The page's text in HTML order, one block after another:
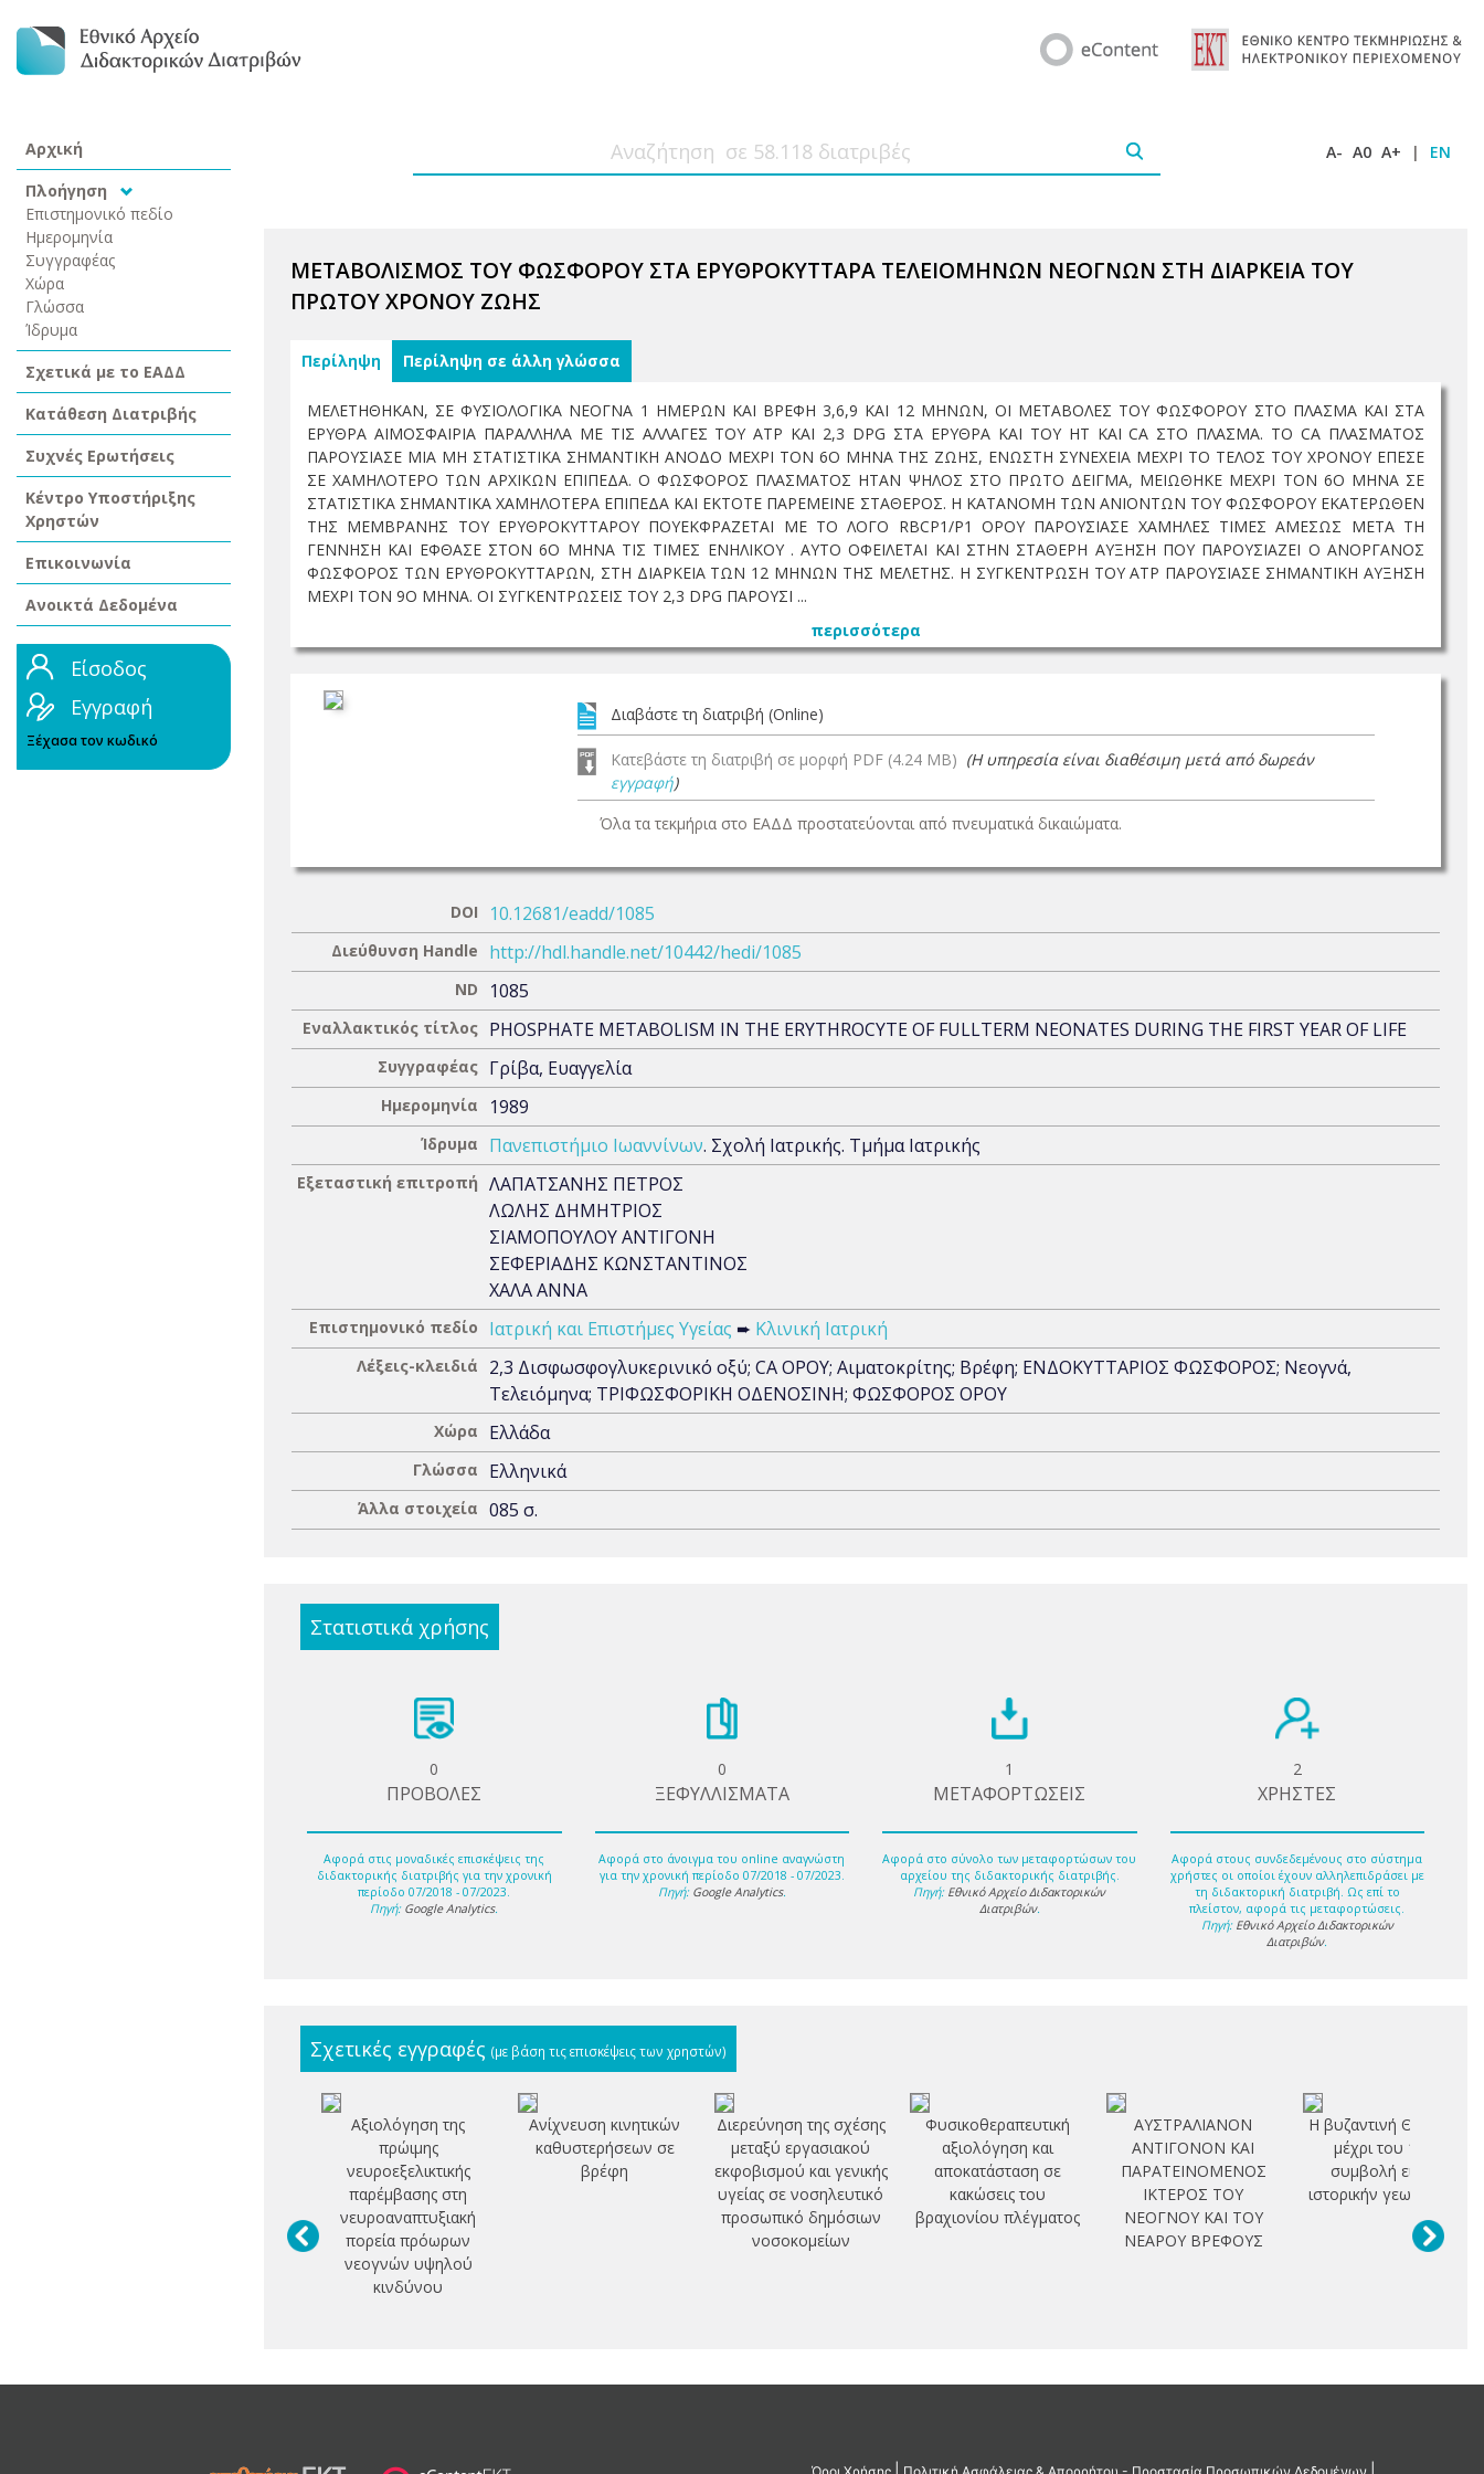
Αρχική
Πλοήγηση
Επιστημονικό πεδίο
Ημερομηνία
Συγγραφέας
Χώρα
Γλώσσα
Ίδρυμα
Σχετικά με το ΕΑΔΔ
Κατάθεση Διατριβής
Συχνές Ερωτήσεις
Κέντρο Υποστήριξης
Χρηστών
Επικοινωνία
Ανοικτά Δεδομένα
Είσοδος
Εγγραφή
Ξέχασα τον κωδικό
A- A0 A+ | EN
ΜΕΤΑΒΟΛΙΣΜΟΣ ΤΟΥ ΦΩΣΦΟΡΟΥ ΣΤΑ ΕΡΥΘΡΟΚΥΤΤΑΡΑ ΤΕΛΕΙΟΜΗΝΩΝ ΝΕΟΓΝΩΝ ΣΤΗ ΔΙΑΡΚΕΙΑ ΤΟΥ
ΠΡΩΤΟΥ ΧΡΟΝΟΥ ΖΩΗΣ
Περίληψη Περίληψη σε άλλη γλώσσα
ΜΕΛΕΤΗΘΗΚΑΝ, ΣΕ ΦΥΣΙΟΛΟΓΙΚΑ ΝΕΟΓΝΑ 1 ΗΜΕΡΩΝ ΚΑΙ ΒΡΕΦΗ 3,6,9 ΚΑΙ 12 ΜΗΝΩΝ, ΟΙ ΜΕΤΑΒΟΛΕΣ ΤΟΥ ΦΩΣΦΟΡΟΥ ΣΤΟ ΠΛΑΣΜΑ ΚΑΙ ΣΤΑ
ΕΡΥΘΡΑ ΑΙΜΟΣΦΑΙΡΙΑ ΠΑΡΑΛΛΗΛΑ ΜΕ ΤΙΣ ΑΛΛΑΓΕΣ ΤΟΥ ΑΤΡ ΚΑΙ 2,3 DPG ΣΤΑ ΕΡΥΘΡΑ ΚΑΙ ΤΟΥ ΗΤ ΚΑΙ CA ΣΤΟ ΠΛΑΣΜΑ. ΤΟ CA ΠΛΑΣΜΑΤΟΣ
ΠΑΡΟΥΣΙΑΣΕ ΜΙΑ ΜΗ ΣΤΑΤΙΣΤΙΚΑ ΣΗΜΑΝΤΙΚΗ ΑΝΟΔΟ ΜΕΧΡΙ ΤΟΝ 6Ο ΜΗΝΑ ΤΗΣ ΖΩΗΣ, ΕΝΩΣΤΗ ΣΥΝΕΧΕΙΑ ΜΕΧΡΙ ΤΟ ΤΕΛΟΣ ΤΟΥ ΧΡΟΝΟΥ ΕΠΕΣΕ
ΣΕ ΧΑΜΗΛΟΤΕΡΟ ΤΩΝ ΑΡΧΙΚΩΝ ΕΠΙΠΕΔΑ. Ο ΦΩΣΦΟΡΟΣ ΠΛΑΣΜΑΤΟΣ ΗΤΑΝ ΨΗΛΟΣ ΣΤΟ ΠΡΩΤΟ ΔΕΙΓΜΑ, ΜΕΙΩΘΗΚΕ ΜΕΧΡΙ ΤΟΝ 6Ο ΜΗΝΑ ΣΕ
ΣΤΑΤΙΣΤΙΚΑ ΣΗΜΑΝΤΙΚΑ ΧΑΜΗΛΟΤΕΡΑ ΕΠΙΠΕΔΑ ΚΑΙ ΕΚΤΟΤΕ ΠΑΡΕΜΕΙΝΕ ΣΤΑΘΕΡΟΣ. Η ΚΑΤΑΝΟΜΗ ΤΩΝ ΑΝΙΟΝΤΩΝ ΤΟΥ ΦΩΣΦΟΡΟΥ ΕΚΑΤΕΡΩΘΕΝ
ΤΗΣ ΜΕΜΒΡΑΝΗΣ ΤΟΥ ΕΡΥΘΡΟΚΥΤΤΑΡΟΥ ΠΟΥΕΚΦΡΑΖΕΤΑΙ ΜΕ ΤΟ ΛΟΓΟ RBCP1/P1 ΟΡΟΥ ΠΑΡΟΥΣΙΑΣΕ ΧΑΜΗΛΕΣ ΤΙΜΕΣ ΑΜΕΣΩΣ ΜΕΤΑ ΤΗ
ΓΕΝΝΗΣΗ ΚΑΙ ΕΦΘΑΣΕ ΣΤΟΝ 6Ο ΜΗΝΑ ΤΙΣ ΤΙΜΕΣ ΕΝΗΛΙΚΟΥ . ΑΥΤΟ ΟΦΕΙΛΕΤΑΙ ΚΑΙ ΣΤΗΝ ΣΤΑΘΕΡΗ ΑΥΞΗΣΗ ΠΟΥ ΠΑΡΟΥΣΙΑΖΕΙ Ο ΑΝΟΡΓΑΝΟΣ
ΦΩΣΦΟΡΟΣ ΤΩΝ ΕΡΥΘΡΟΚΥΤΤΑΡΩΝ, ΣΤΗ ΔΙΑΡΚΕΙΑ ΤΩΝ 12 ΜΗΝΩΝ ΤΗΣ ΜΕΛΕΤΗΣ. Η ΣΥΓΚΕΝΤΡΩΣΗ ΤΟΥ ΑΤΡ ΠΑΡΟΥΣΙΑΣΕ ΣΗΜΑΝΤΙΚΗ ΑΥΞΗΣΗ
ΜΕΧΡΙ ΤΟΝ 9Ο ΜΗΝΑ. ΟΙ ΣΥΓΚΕΝΤΡΩΣΕΙΣ ΤΟΥ 2,3 DPG ΠΑΡΟΥΣΙ ...
περισσότερα
Διαβάστε τη διατριβή (Online)
Κατεβάστε τη διατριβή σε μορφή PDF (4.24 MB) (Η υπηρεσία είναι διαθέσιμη μετά από δωρεάν
εγγραφή)
Όλα τα τεκμήρια στο ΕΑΔΔ προστατεύονται από πνευματικά δικαιώματα.
DOI 10.12681/eadd/1085
Διεύθυνση Handle http://hdl.handle.net/10442/hedi/1085
ND 1085
Εναλλακτικός τίτλος PHOSPHATE METABOLISM IN THE ERYTHROCYTE OF FULLTERM NEONATES DURING THE FIRST YEAR OF LIFE
Συγγραφέας Γρίβα, Ευαγγελία
Ημερομηνία 1989
Ίδρυμα Πανεπιστήμιο Ιωαννίνων. Σχολή Ιατρικής. Τμήμα Ιατρικής
Εξεταστική επιτροπή ΛΑΠΑΤΣΑΝΗΣ ΠΕΤΡΟΣ
ΛΩΛΗΣ ΔΗΜΗΤΡΙΟΣ
ΣΙΑΜΟΠΟΥΛΟΥ ΑΝΤΙΓΟΝΗ
ΣΕΦΕΡΙΑΔΗΣ ΚΩΝΣΤΑΝΤΙΝΟΣ
ΧΑΛΑ ΑΝΝΑ
Επιστημονικό πεδίο Ιατρική και Επιστήμες Υγείας ➨ Κλινική Ιατρική
Λέξεις-κλειδιά
2,3 Δισφωσφογλυκερινικό οξύ; CA ΟΡΟΥ; Αιματοκρίτης; Βρέφη; ΕΝΔΟΚΥΤΤΑΡΙΟΣ ΦΩΣΦΟΡΟΣ; Νεογνά,
Τελειόμηνα; ΤΡΙΦΩΣΦΟΡΙΚΗ ΟΔΕΝΟΣΙΝΗ; ΦΩΣΦΟΡΟΣ ΟΡΟΥ
Χώρα Ελλάδα
Γλώσσα Ελληνικά
Άλλα στοιχεία 085 σ.
Στατιστικά χρήσης
0
ΠΡΟΒΟΛΕΣ
Αφορά στις μοναδικές επισκέψεις της
διδακτορικής διατριβής για την χρονική
περίοδο 07/2018 - 07/2023.
Πηγή: Google Analytics.
0
ΞΕΦΥΛΛΙΣΜΑΤΑ
Αφορά στο άνοιγμα του online αναγνώστη
για την χρονική περίοδο 07/2018 - 07/2023.
Πηγή: Google Analytics.
1
ΜΕΤΑΦΟΡΤΩΣΕΙΣ
Αφορά στο σύνολο των μεταφορτώσων του
αρχείου της διδακτορικής διατριβής.
Πηγή: Εθνικό Αρχείο Διδακτορικών
Διατριβών.
2
ΧΡΗΣΤΕΣ
Αφορά στους συνδεδεμένους στο σύστημα
χρήστες οι οποίοι έχουν αλληλεπιδράσει με
τη διδακτορική διατριβή. Ως επί το
πλείστον, αφορά τις μεταφορτώσεις.
Πηγή: Εθνικό Αρχείο Διδακτορικών
Διατριβών.
Σχετικές εγγραφές (με βάση τις επισκέψεις των χρηστών)
Αξιολόγηση της
πρώιμης
νευροεξελικτικής
παρέμβασης στη
νευροαναπτυξιακή
πορεία πρόωρων
νεογνών υψηλού
κινδύνου
Ανίχνευση κινητικών
καθυστερήσεων σε
βρέφη
Διερεύνηση της σχέσης
μεταξύ εργασιακού
εκφοβισμού και γενικής
υγείας σε νοσηλευτικό
προσωπικό δημόσιων
νοσοκομείων
Φυσικοθεραπευτική
αξιολόγηση και
αποκατάσταση σε
κακώσεις του
βραχιονίου πλέγματος
ΑΥΣΤΡΑΛΙΑΝΟΝ
ΑΝΤΙΓΟΝΟΝ ΚΑΙ
ΠΑΡΑΤΕΙΝΟΜΕΝΟΣ
ΙΚΤΕΡΟΣ ΤΟΥ
ΝΕΟΓΝΟΥ ΚΑΙ ΤΟΥ
ΝΕΑΡΟΥ ΒΡΕΦΟΥΣ
Η βυζαντινή Θεσσαλία
μέχρι του 1204:
συμβολή εις την
ιστορικήν γεωγραφίαν